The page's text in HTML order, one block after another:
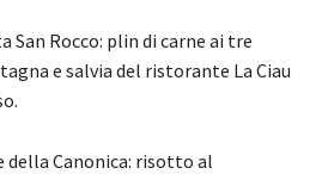
San Rocco: plin di carne ai tre
e salvia del ristorante La Ciau
della Canonica: risotto al